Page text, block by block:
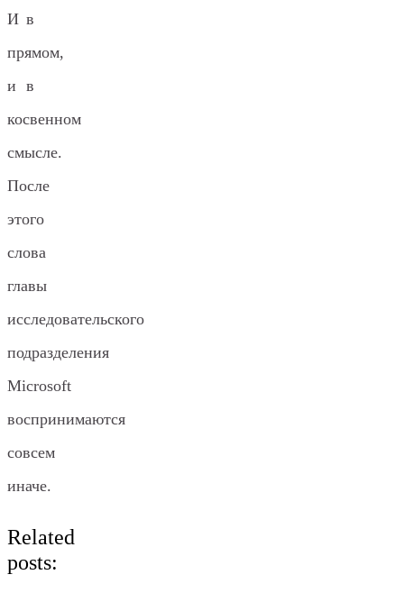
И в
прямом,
и в
косвенном
смысле.
После
этого
слова
главы
исследовательского
подразделения
Microsoft
воспринимаются
совсем
иначе.
Related
posts: